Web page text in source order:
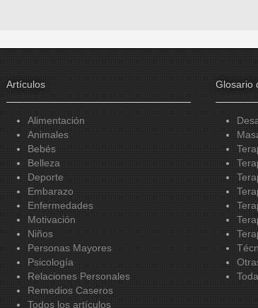
Artículos
Alimentación
Animales
Bebés
Belleza
Deporte
Embarazo
Enfermedades
Motivación
Niños
Personas Mayores
Psicología
Relaciones Personales
Remedios Caseros
Todos los artículos
Glosario